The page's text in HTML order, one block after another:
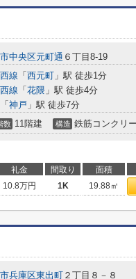
中央区元町通 ６丁目8-19
線 「 西元町 」駅 徒歩1分
線 「 花隈 」駅 徒歩4分
「 神戸 」駅 徒歩7分
数 11階建 構造 鉄筋コンクリ
礼金 間取り 面積
10.8万円 1K 19.88㎡
兵庫区東出町 ２丁目８－８